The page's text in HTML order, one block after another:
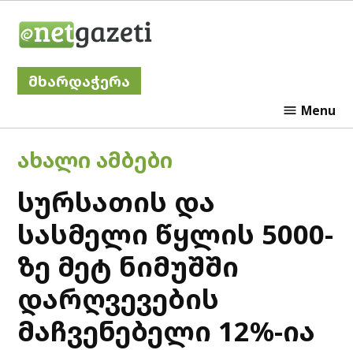
მხარდაჭერა
Menu
POSTED
IN
ᲐᲮᲐᲚᲘ ᲐᲛᲑᲔᲑᲘ
სურსათის და
სასმელი წყლის 5000-
ზე მეტ ნიმუშში
დარღვევების
მაჩვენებელი 12%-ია